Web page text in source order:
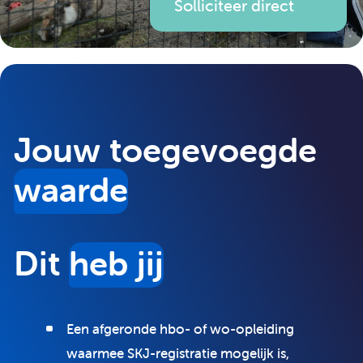
Solliciteer direct
Jouw toegevoegde
waarde
Dit heb jij
Een afgeronde hbo- of wo-opleiding
waarmee SKJ-registratie mogelijk is,